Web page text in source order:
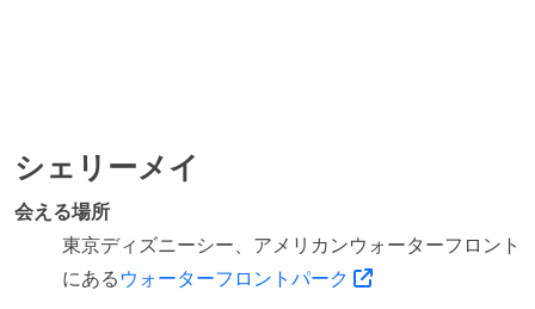
シェリーメイ
会える場所
東京ディズニーシー、アメリカンウォーターフロント
にあるウォーターフロントパーク